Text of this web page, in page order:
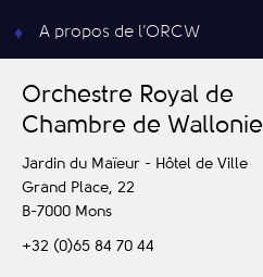
A propos de l’ORCW
Orchestre Royal de
Chambre de Wallonie
Jardin du Maïeur - Hôtel de Ville
Grand Place, 22
B-7000 Mons
+32 (0)65 84 70 44